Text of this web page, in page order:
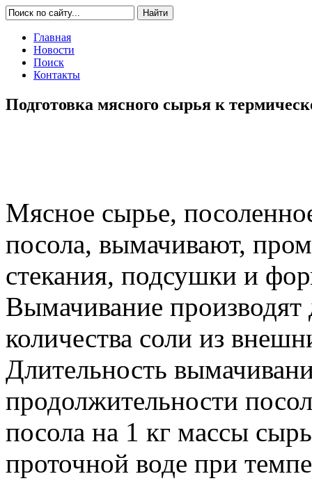
Главная
Новости
Поиск
Контакты
Подготовка мясного сырья к
Мясное сырье,
посола, вымачивают,
стекания, подсушки и
Вымачивание производят
количества соли из
Длительность
продолжительности
посола на 1 кг массы
проточной воде при